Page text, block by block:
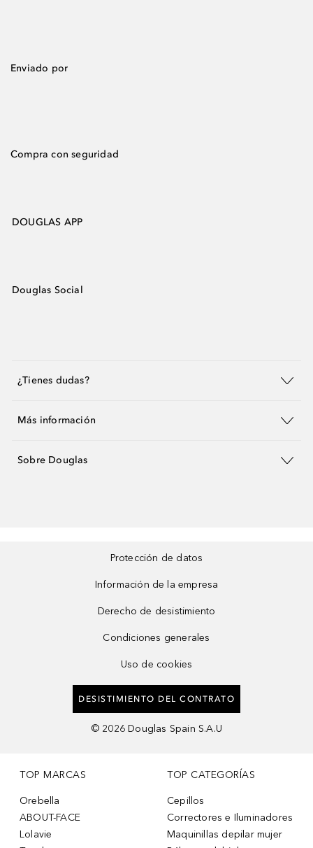
Enviado por
Compra con seguridad
DOUGLAS APP
Douglas Social
¿Tienes dudas?
Más información
Sobre Douglas
Protección de datos
Información de la empresa
Derecho de desistimiento
Condiciones generales
Uso de cookies
DESISTIMIENTO DEL CONTRATO
© 2026 Douglas Spain S.A.U
TOP MARCAS
Orebella
ABOUT-FACE
Lolavie
TOP CATEGORÍAS
Cepillos
Correctores e Iluminadores
Maquinillas depilar mujer